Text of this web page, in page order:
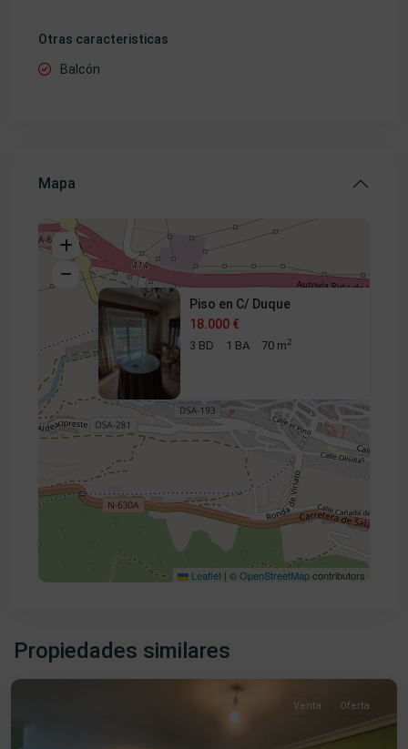
Otras caracteristicas
Balcón
Mapa
18.000 €
Piso en C/ Duque
18.000 €
3 BD 1 BA 70 m2
Leaflet | ©OpenStreetMapcontributors
Propiedades similares
Centro
Béjar
Venta Oferta